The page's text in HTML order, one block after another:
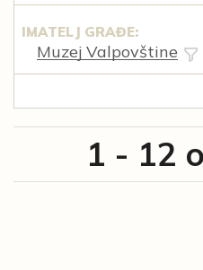
IMATELJ GRAĐE:
Muzej Valpovštine
1 - 12